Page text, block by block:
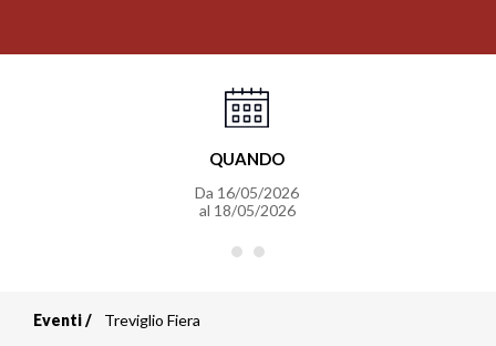
QUANDO
Da 16/05/2026
al 18/05/2026
Eventi Treviglio Fiera